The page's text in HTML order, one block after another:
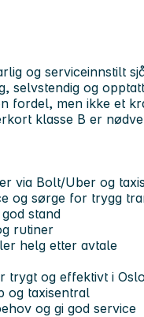
og serviceinnstilt
selvstendig og
fordel, men ikke et
klasse B er
via Bolt/Uber og
og sørge for trygg
stand
rutiner
helg etter avtale
trygt og effektivt i
og taxisentral
og gi god service